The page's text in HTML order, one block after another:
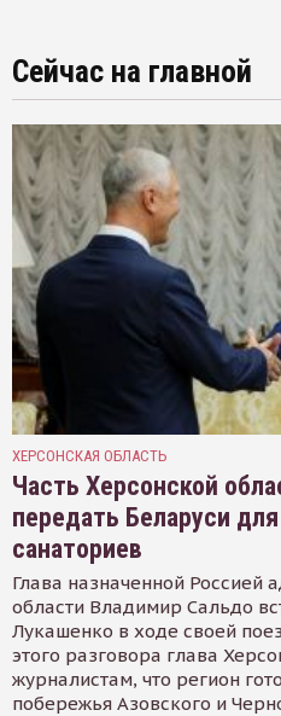
Сейчас на главной
ХЕРСОНСКАЯ ОБЛАСТЬ
Часть Херсонской
передать Беларуси
санаториев
Глава назначенной Россией
области Владимир Сальдо
Лукашенко в ходе своей
этого разговора глава
журналистам, что регион
побережья Азовского и